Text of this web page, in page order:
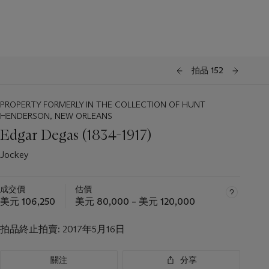
拍品 152
PROPERTY FORMERLY IN THE COLLECTION OF HUNT
HENDERSON, NEW ORLEANS
Edgar Degas (1834-1917)
Jockey
成交價
美元 106,250
估價
美元 80,000 – 美元 120,000
拍品終止拍賣: 2017年5月16日
關注 分享